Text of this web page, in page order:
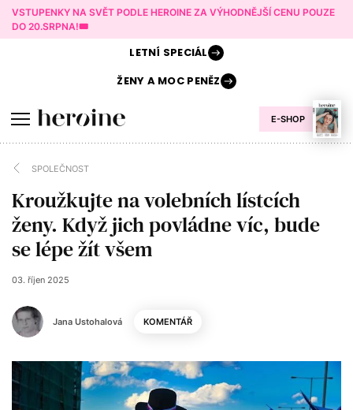
VSTUPENKY NA SVĚT PODLE HEROINE ZA VÝHODNĚJŠÍ CENU POUZE
DO 20.SRPNA!🎟️
E-SHOP
LETNÍ SPECIÁL
ŽENY AMOC PENĚZ
SPOLEČNOST
Kroužkujte na volebních lístcích
ženy. Když jich povládne víc, bude
se lépe žít všem
Jana Ustohalová
03. říjen 2025
KOMENTÁŘ